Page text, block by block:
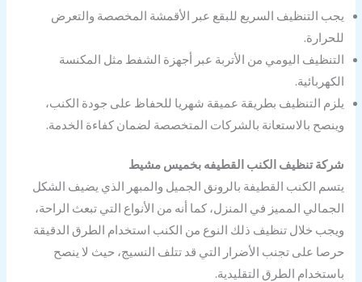
يجب التنظيف السريع للبقع عبر الأقمشة المخصصة والتعرض
للحرارة.
التنظيف اليومي من الأتربة عبر أجهزة الشفط مثل المكنسة
الكهربائية.
يلزم التنظيف بطريقة عميقة شهريا للحفاظ على جودة الكنب،
وينصح بالاستعانة بالشركات المتخصصة لضمان كفاءة الخدمة.
شركة تنظيف الكنب القطيفه بخميس مشيط
يتسم الكنب القطيفة بالرونق الجميل والمبهر الذي يضيف الشكل
الجمالي المميز في المنزل، كما أنه من الأنواع التي تبعث الراحة،
ويجب خلال تنظيف ذلك النوع من الكنب استخدام الطرق الدقيقة
حرصا على تجنب الأضرار التي قد تتلف النسيج، حيث لا ينصح
باستخدام الطرق التقليدية.